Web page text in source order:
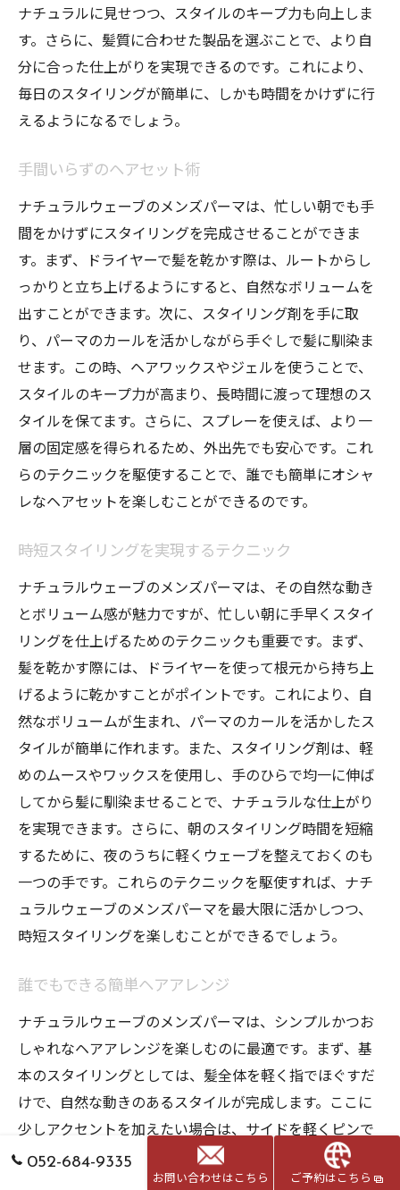
ナチュラルに見せつつ、スタイルのキープ力も向上しま
す。さらに、髪質に合わせた製品を選ぶことで、より自
分に合った仕上がりを実現できるのです。これにより、
毎日のスタイリングが簡単に、しかも時間をかけずに行
えるようになるでしょう。
手間いらずのヘアセット術
ナチュラルウェーブのメンズパーマは、忙しい朝でも手
間をかけずにスタイリングを完成させることができま
す。まず、ドライヤーで髪を乾かす際は、ルートからし
っかりと立ち上げるようにすると、自然なボリュームを
出すことができます。次に、スタイリング剤を手に取
り、パーマのカールを活かしながら手ぐしで髪に馴染ま
せます。この時、ヘアワックスやジェルを使うことで、
スタイルのキープ力が高まり、長時間に渡って理想のス
タイルを保てます。さらに、スプレーを使えば、より一
層の固定感を得られるため、外出先でも安心です。これ
らのテクニックを駆使することで、誰でも簡単にオシャ
レなヘアセットを楽しむことができるのです。
時短スタイリングを実現するテクニック
ナチュラルウェーブのメンズパーマは、その自然な動き
とボリューム感が魅力ですが、忙しい朝に手早くスタイ
リングを仕上げるためのテクニックも重要です。まず、
髪を乾かす際には、ドライヤーを使って根元から持ち上
げるように乾かすことがポイントです。これにより、自
然なボリュームが生まれ、パーマのカールを活かしたス
タイルが簡単に作れます。また、スタイリング剤は、軽
めのムースやワックスを使用し、手のひらで均一に伸ば
してから髪に馴染ませることで、ナチュラルな仕上がり
を実現できます。さらに、朝のスタイリング時間を短縮
するために、夜のうちに軽くウェーブを整えておくのも
一つの手です。これらのテクニックを駆使すれば、ナチ
ュラルウェーブのメンズパーマを最大限に活かしつつ、
時短スタイリングを楽しむことができるでしょう。
誰でもできる簡単ヘアアレンジ
ナチュラルウェーブのメンズパーマは、シンプルかつお
しゃれなヘアアレンジを楽しむのに最適です。まず、基
本のスタイリングとしては、髪全体を軽く指でほぐすだ
けで、自然な動きのあるスタイルが完成します。ここに
少しアクセントを加えたい場合は、サイドを軽くピンで
留めるだけで、洗練された印象に仕上がります。また、
少しエッジを効かせたいときには、トップを立ち上げ、
052-684-9335
お問い合わせはこちら ご予約はこちら